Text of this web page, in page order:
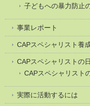
子どもへの暴力防止
事業レポート
CAPスペシャリスト養
CAPスペシャリストの
CAPスペシャリスト
実際に活動するには